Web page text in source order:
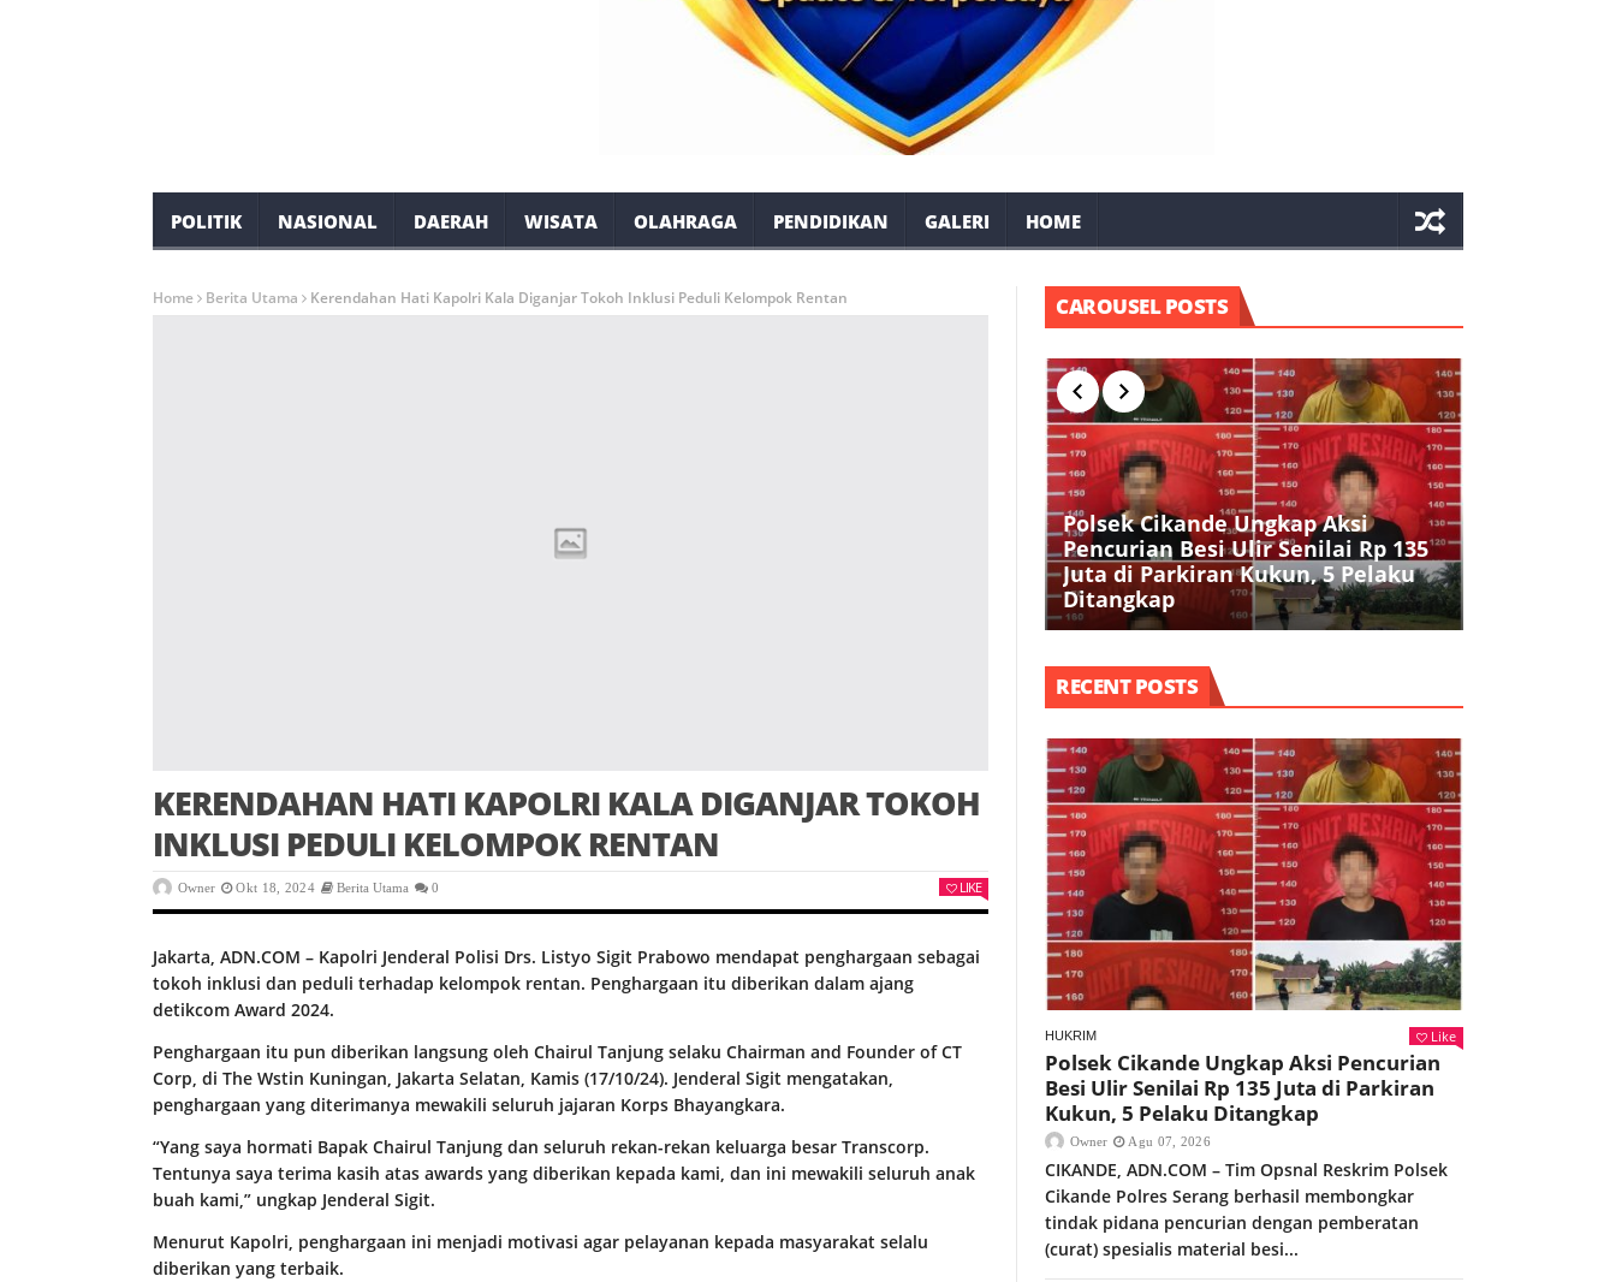
POLITIK NASIONAL DAERAH WISATA OLAHRAGA PENDIDIKAN GALERI HOME
Home Berita Utama Kerendahan Hati Kapolri Kala Diganjar Tokoh Inklusi Peduli Kelompok Rentan
KERENDAHAN HATI KAPOLRI KALA DIGANJAR TOKOH
INKLUSI PEDULI KELOMPOK RENTAN
Owner Okt 18, 2024 Berita Utama 0 LIKE
Jakarta, ADN.COM – Kapolri Jenderal Polisi Drs. Listyo Sigit Prabowo mendapat penghargaan sebagai
tokoh inklusi dan peduli terhadap kelompok rentan. Penghargaan itu diberikan dalam ajang
detikcom Award 2024.
Penghargaan itu pun diberikan langsung oleh Chairul Tanjung selaku Chairman and Founder of CT
Corp, di The Wstin Kuningan, Jakarta Selatan, Kamis (17/10/24). Jenderal Sigit mengatakan,
penghargaan yang diterimanya mewakili seluruh jajaran Korps Bhayangkara.
“Yang saya hormati Bapak Chairul Tanjung dan seluruh rekan-rekan keluarga besar Transcorp.
Tentunya saya terima kasih atas awards yang diberikan kepada kami, dan ini mewakili seluruh anak
buah kami,” ungkap Jenderal Sigit.
Menurut Kapolri, penghargaan ini menjadi motivasi agar pelayanan kepada masyarakat selalu
diberikan yang terbaik.
CAROUSEL POSTS
Polsek Cikande Ungkap Aksi
Pencurian Besi Ulir Senilai Rp 135
Juta di Parkiran Kukun, 5 Pelaku
Ditangkap
RECENT POSTS
HUKRIM Like
Polsek Cikande Ungkap Aksi Pencurian
Besi Ulir Senilai Rp 135 Juta di Parkiran
Kukun, 5 Pelaku Ditangkap
Owner Agu 07, 2026
CIKANDE, ADN.COM – Tim Opsnal Reskrim Polsek
Cikande Polres Serang berhasil membongkar
tindak pidana pencurian dengan pemberatan
(curat) spesialis material besi...